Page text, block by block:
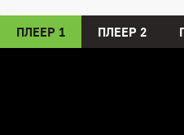
ПЛЕЕР 1 ПЛЕЕР 2